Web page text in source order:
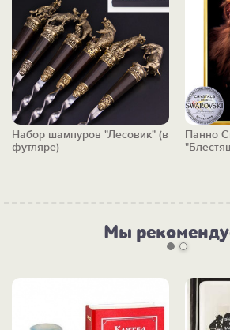
Набор шампуров "Лесовик" (в
футляре)
Панно
Мы